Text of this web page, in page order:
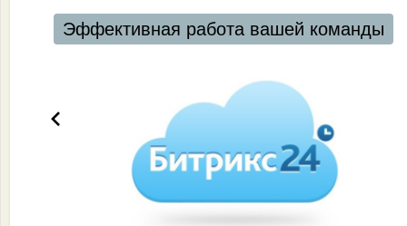
Эффективная работа вашей команды